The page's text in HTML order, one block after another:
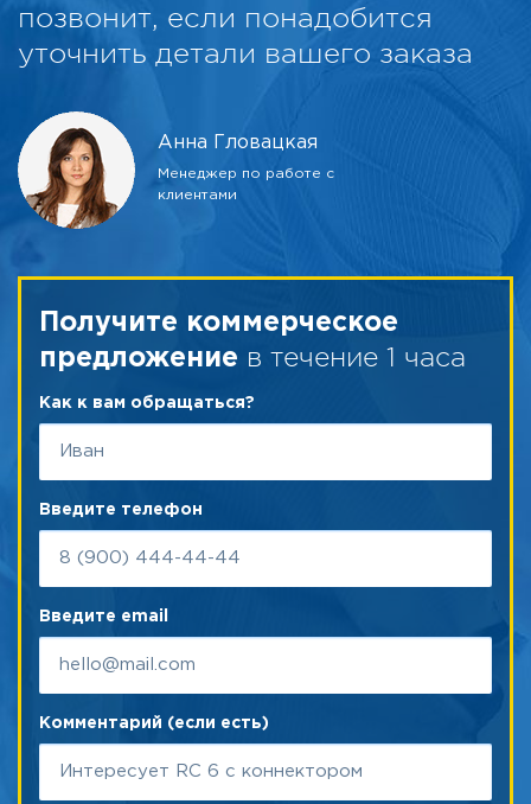
позвонит, если понадобится
уточнить детали вашего заказа
Анна Гловацкая
Менеджер по работе с
клиентами
Получите коммерческое
предложение в течение 1 часа
Как к вам обращаться?
Введите телефон
Введите email
Комментарий (если есть)